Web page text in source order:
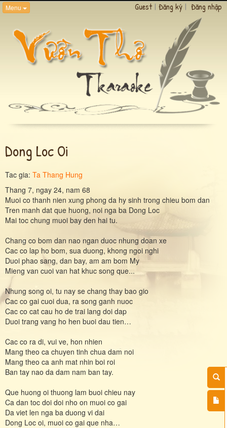
Menu Guest | Đăng ký | Đăng nhập
Dong Loc Oi
Tac gia: Ta Thang Hung
Thang 7, ngay 24, nam 68
Muoi co thanh nien xung phong da hy sinh trong chieu bom dan
Tren manh dat que huong, noi nga ba Dong Loc
Mai toc chung muoi bay den hai tu.
Chang co bom dan nao ngan duoc nhung doan xe
Cac co lap ho bom, sua duong, khong ngoi nghi
Duoi phao sang, dan bay, am am bom My
Mieng van cuoi van hat khuc song que...
Nhung song oi, tu nay se chang thay bao gio
Cac co gai cuoi dua, ra song ganh nuoc
Cac co cat cau ho de trai lang doi dap
Duoi trang vang ho hen buoi dau tien…
Cac co ra di, vui ve, hon nhien
Mang theo ca chuyen tinh chua dam noi
Mang theo ca anh mat nhin boi roi
Ban tay nao da dam nam ban tay.
Que huong oi thuong lam buoi chieu nay
Ca dan toc doi doi nho on muoi co gai
Da viet len nga ba duong vi dai
Dong Loc oi, muoi co gai que nha…